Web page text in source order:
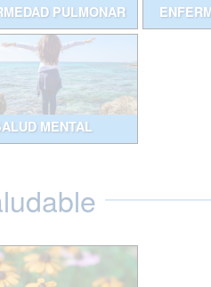
PULMONAR
MENTAL